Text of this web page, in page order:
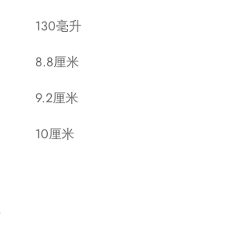
130毫升
8.8厘米
9.2厘米
10厘米